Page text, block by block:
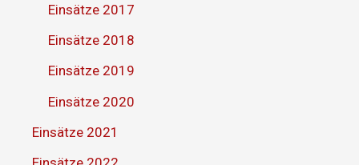
Einsätze 2017
Einsätze 2018
Einsätze 2019
Einsätze 2020
Einsätze 2021